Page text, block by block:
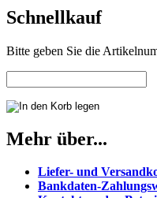
Schnellkauf
Bitte geben Sie die
Mehr über...
Liefer- und
Bankdaten-